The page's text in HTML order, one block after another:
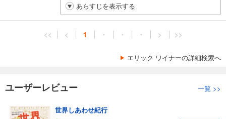
あらすじを表示する
<< < 1 ・ ・ ・ > >>
エリック ワイナーの詳細検索へ
ユーザーレビュー 一覧 >>
世界しあわせ紀行